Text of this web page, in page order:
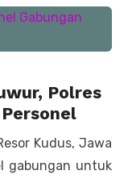
Polres
Kudus, Jawa
gabungan untuk